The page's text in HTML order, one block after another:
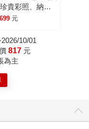
貴彩照、納達
貫冠軍賽事精
699 元
10/01
817 元
為主